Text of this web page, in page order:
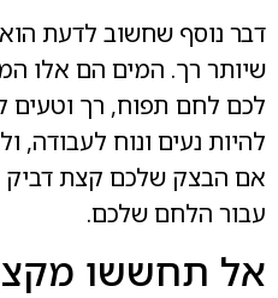
דבר נוסף שחשוב לדעת
שיותר רך. המים הם אלו
לכם לחם תפוח, רך
להיות נעים ונוח לעבודה,
אם הבצק שלכם קצת דביק
עבור הלחם שלכם.
אל תחששו